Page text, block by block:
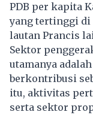
PDB per kapita
yang tertinggi
lautan Prancis
Sektor
utamanya
berkontribusi
itu, aktivitas
serta sektor